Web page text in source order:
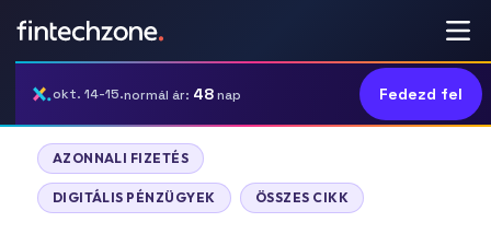
okt. 14-15.normál ár: 48nap Fedezd fel
AZONNALI FIZETÉS
DIGITÁLIS PÉNZÜGYEK ÖSSZES CIKK